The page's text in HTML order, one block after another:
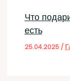
Что
есть
25.04.2025 /